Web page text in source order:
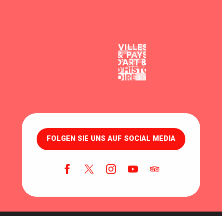
FOLGEN SIE UNS AUF SOCIAL MEDIA